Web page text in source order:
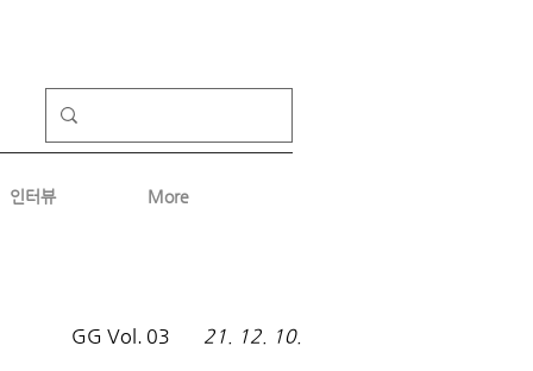
인터뷰 More
03
GG Vol. 21. 12. 10.